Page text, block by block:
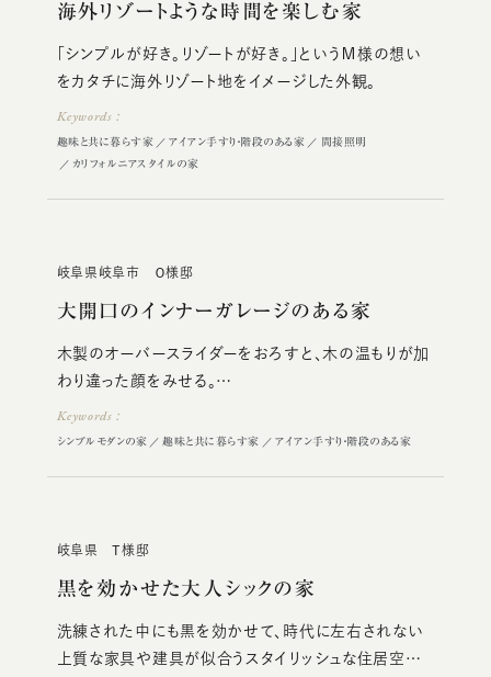
海外リゾートような時間を楽しむ家
「シンプルが好き。リゾートが好き。」というＭ様の想い
をカタチに海外リゾート地をイメージした外観。
Keywords：
趣味と共に暮らす家 アイアン手すり・階段のある家
間接照明
カリフォルニアスタイルの家
岐阜県岐阜市 Ｏ様邸
大開口のインナーガレージのある家
木製のオーバースライダーをおろすと、木の温もりが加
わり違った顔をみせる。
窓は南側に集約して、公道からは室内が見えないよう
に配慮した。
Keywords：
シンプルモダンの家 趣味と共に暮らす家 アイアン手すり・階段のある家
岐阜県 T様邸
黒を効かせた大人シックの家
洗練された中にも黒を効かせて、時代に左右されない
上質な家具や建具が似合うスタイリッシュな住居空間